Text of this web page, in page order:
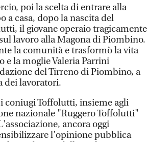
poi la scelta di entrare alla
a casa, dopo la nascita del
il giovane operaio tragicamente
lavoro alla Magona di Piombino.
la comunità e trasformò la vita
e la moglie Valeria Parrini
del Tirreno di Piombino, a
dei lavoratori.
coniugi Toffolutti, insieme agli
nazionale "Ruggero Toffolutti"
ancora oggi
l’opinione pubblica